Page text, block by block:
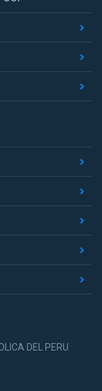
DEL PERU